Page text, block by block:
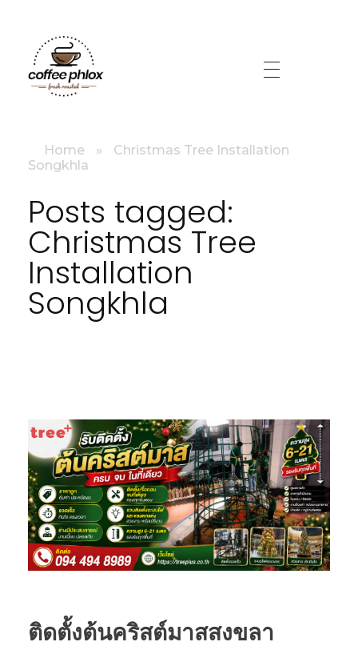
Home »
Christmas Tree Installation
Songkhla
Posts tagged:
Christmas Tree
Installation
Songkhla
ติดตั้งต้นคริสต์มาสสงขลา